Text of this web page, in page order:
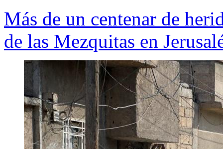
Más de un centenar de
de las Mezquitas en